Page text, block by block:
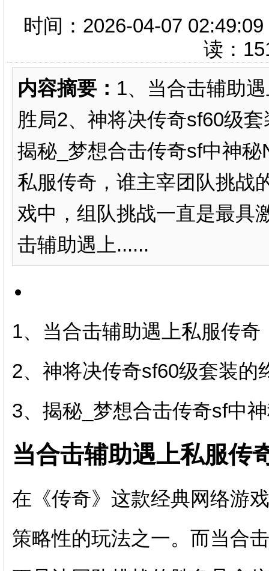
时间：2026-04-07
读：
内容摘要： 1、当合击辅助
胜局2、神将决传奇sf60级
揭秘_梦想合击传奇sf中神
私服传奇，谁主宰团队挑战
戏中，组队挑战一直是最具
击辅助遇上......
1、当合击辅助遇上私服传
2、神将决传奇sf60级套装的
3、揭秘_梦想合击传奇sf中
当合击辅助遇上私服传
在《传奇》这款经典网络游
策略性的玩法之一。而当合